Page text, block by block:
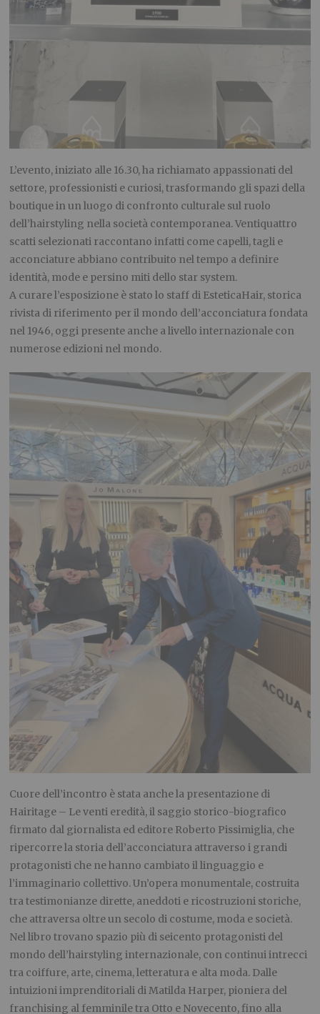
L’evento, iniziato alle 16.30, ha richiamato appassionati del
settore, professionisti e curiosi, trasformando gli spazi della
boutique in un luogo di confronto culturale sul ruolo
dell’hairstyling nella società contemporanea. Ventiquattro
scatti selezionati raccontano infatti come capelli, tagli e
acconciature abbiano contribuito nel tempo a definire
identità, mode e persino miti dello star system.
A curare l’esposizione è stato lo staff di EsteticaHair, storica
rivista di riferimento per il mondo dell’acconciatura fondata
nel 1946, oggi presente anche a livello internazionale con
numerose edizioni nel mondo.
Cuore dell’incontro è stata anche la presentazione di
Hairitage – Le venti eredità, il saggio storico-biografico
firmato dal giornalista ed editore Roberto Pissimiglia, che
ripercorre la storia dell’acconciatura attraverso i grandi
protagonisti che ne hanno cambiato il linguaggio e
l’immaginario collettivo. Un’opera monumentale, costruita
tra testimonianze dirette, aneddoti e ricostruzioni storiche,
che attraversa oltre un secolo di costume, moda e società.
Nel libro trovano spazio più di seicento protagonisti del
mondo dell’hairstyling internazionale, con continui intrecci
tra coiffure, arte, cinema, letteratura e alta moda. Dalle
intuizioni imprenditoriali di Matilda Harper, pioniera del
franchising al femminile tra Otto e Novecento, fino alla